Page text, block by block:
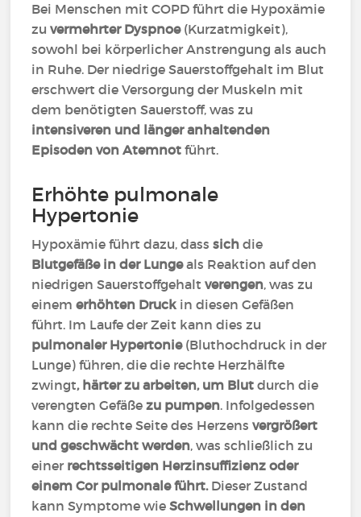
Bei Menschen mit COPD führt die Hypoxämie
zuvermehrter Dyspnoe(Kurzatmigkeit),
sowohl bei körperlicher Anstrengung als auch
in Ruhe. Der niedrige Sauerstoffgehalt im Blut
erschwert die Versorgung der Muskeln mit
dem benötigten Sauerstoff, was zu
intensiveren und länger anhaltenden
Episoden von Atemnot führt.
Erhöhte pulmonale
Hypertonie
Hypoxämie führt dazu, dasssich die
Blutgefäße in der Lungeals Reaktion auf den
niedrigen Sauerstoffgehaltverengen, was zu
einemerhöhten Druck in diesen Gefäßen
führt. Im Laufe der Zeit kann dies zu
pulmonaler Hypertonie(Bluthochdruck in der
Lunge) führen, die die rechte Herzhälfte
zwingt, härter zu arbeiten, um Blut durch die
verengten Gefäßezu pumpen. Infolgedessen
kann die rechte Seite des Herzens vergrößert
und geschwächt werden, was schließlich zu
einer rechtsseitigen Herzinsuffizienz oder
einem Cor pulmonale führt.Dieser Zustand
kann Symptome wieSchwellungen in den